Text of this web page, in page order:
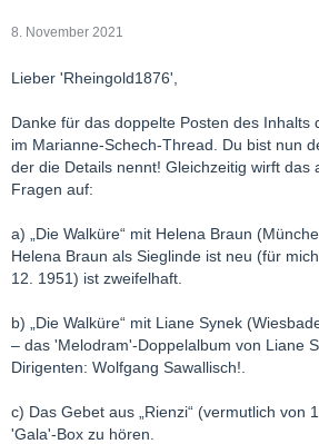
8. November 2021
Lieber 'Rheingold1876',
Danke für das doppelte Posten des Inhalts
im Marianne-Schech-Thread. Du bist nun
der die Details nennt! Gleichzeitig wirft das
Fragen auf:
a) „Die Walküre“ mit Helena Braun
Helena Braun als Sieglinde ist neu (für
12. 1951) ist zweifelhaft.
b) „Die Walküre“ mit Liane Synek
– das 'Melodram'-Doppelalbum von Liane
Dirigenten: Wolfgang Sawallisch!.
c) Das Gebet aus „Rienzi“ (vermutlich von
'Gala'-Box zu hören.